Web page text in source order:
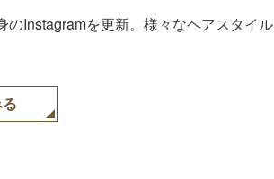
のInstagramを更新。様々なヘアスタイル